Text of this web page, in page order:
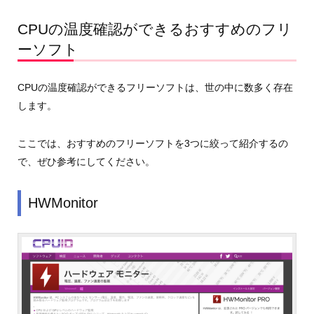
CPUの温度確認ができるおすすめのフリ
ーソフト
CPUの温度確認ができるフリーソフトは、世の中に数多く存在
します。
ここでは、おすすめのフリーソフトを3つに絞って紹介するの
で、ぜひ参考にしてください。
HWMonitor